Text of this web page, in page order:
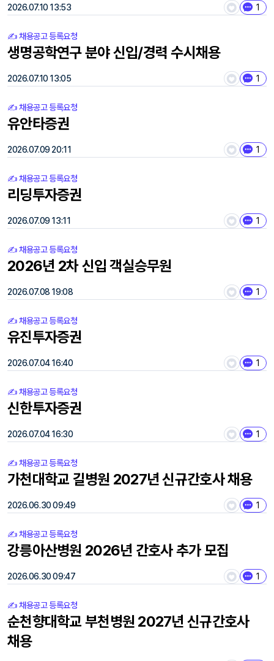
2026.07.10 13:53 1
✍️ 채용공고 등록요청
생명공학연구 분야 신입/경력 수시채용
2026.07.10 13:05 1
✍️ 채용공고 등록요청
유안타증권
2026.07.09 20:11 1
✍️ 채용공고 등록요청
리딩투자증권
2026.07.09 13:11 1
✍️ 채용공고 등록요청
2026년 2차 신입 객실승무원
2026.07.08 19:08 1
✍️ 채용공고 등록요청
유진투자증권
2026.07.04 16:40 1
✍️ 채용공고 등록요청
신한투자증권
2026.07.04 16:30 1
✍️ 채용공고 등록요청
가천대학교 길병원 2027년 신규간호사 채용
2026.06.30 09:49 1
✍️ 채용공고 등록요청
강릉아산병원 2026년 간호사 추가 모집
2026.06.30 09:47 1
✍️ 채용공고 등록요청
순천향대학교 부천병원 2027년 신규간호사
채용